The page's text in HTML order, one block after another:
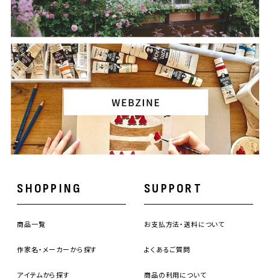
SHOPPING
商品一覧
作家名・メーカーから探す
アイテムから探す
SUPPORT
お支払方法・送料について
よくあるご質問
商品の利用について